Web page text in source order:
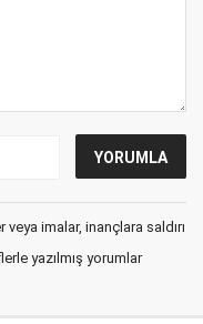
imalar, inançlara saldırı
yazılmış yorumlar